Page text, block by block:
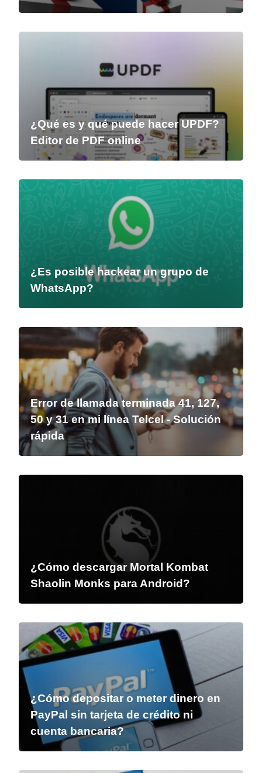
¿Qué es y qué puede hacer UPDF?
Editor de PDF online
¿Es posible hackear un grupo de
WhatsApp?
Error de llamada terminada 41, 127,
50 y 31 en mi línea Telcel - Solución
rápida
¿Cómo descargar Mortal Kombat
Shaolin Monks para Android?
¿Cómo depositar o meter dinero en
PayPal sin tarjeta de crédito ni
cuenta bancaria?